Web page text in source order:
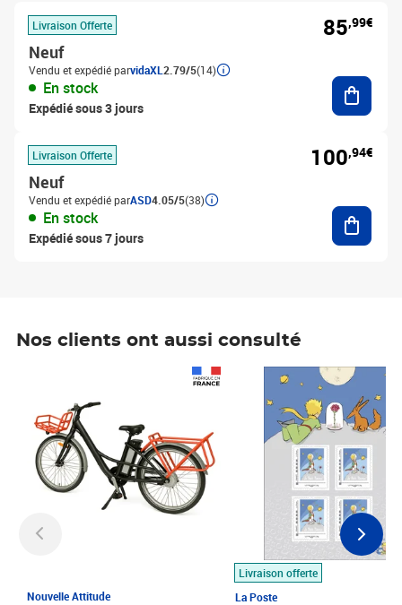
Livraison Offerte
Neuf
Vendu et expédié parvidaXL 2.79/5(14)
En stock
Expédié sous 3 jours
85,99€
Livraison Offerte
Neuf
Vendu et expédié parASD4.05/5(38)
En stock
Expédié sous 7 jours
100,94€
Nos clients ont aussi consulté
Nouvelle Attitude
Livraison offerte
La Poste
Prix 7,50€